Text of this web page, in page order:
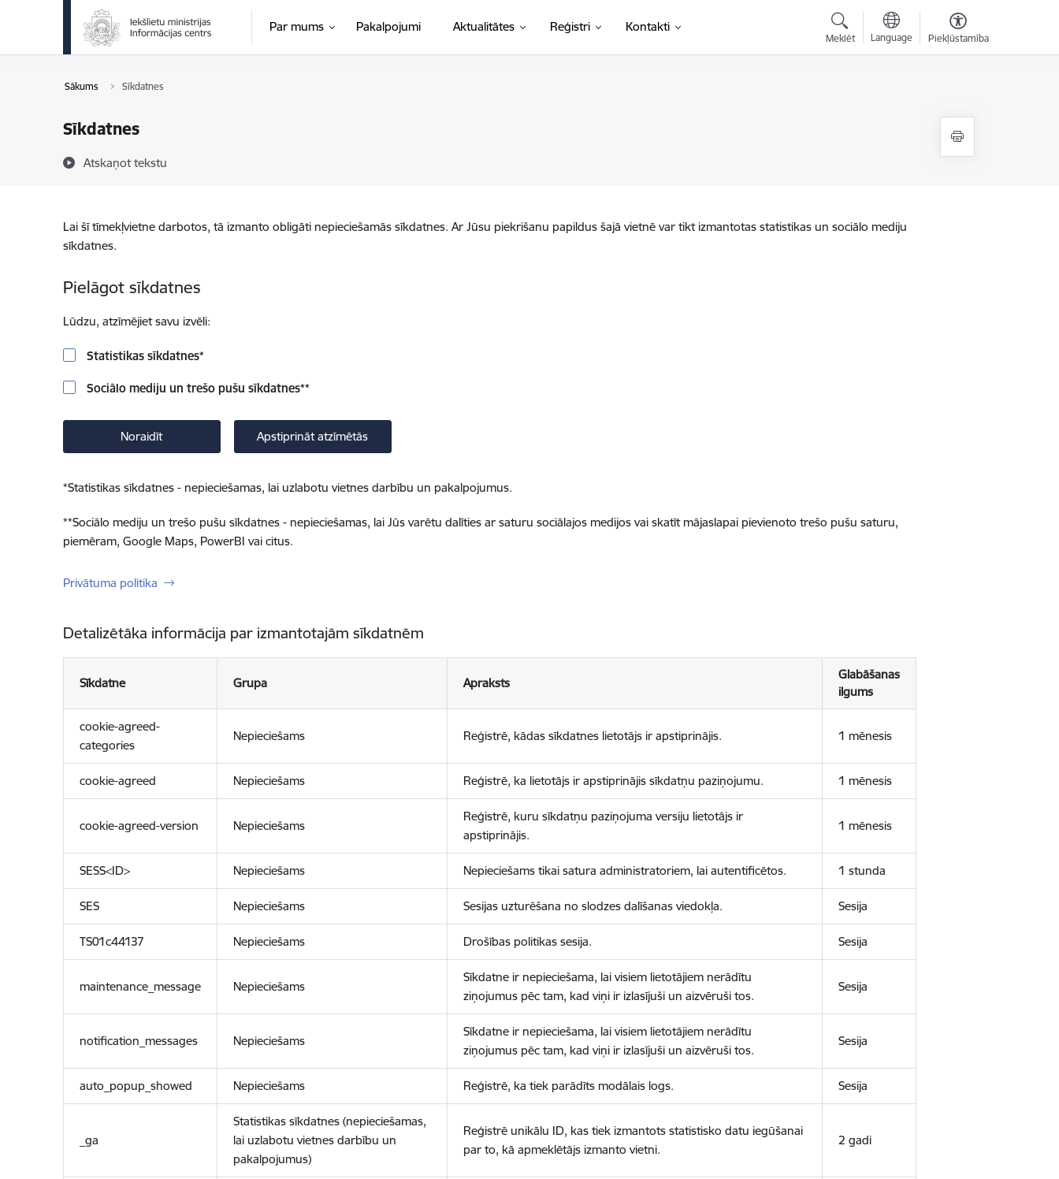
Pāriet uz lapas saturu
Par mums Pakalpojumi Aktualitātes Reģistri Kontakti
Meklēt Language Piekļūstamība
Sākums Sīkdatnes
Sīkdatnes
Atskaņot tekstu
Lai šī tīmekļvietne darbotos, tā izmanto obligāti nepieciešamās sīkdatnes. Ar Jūsu piekrišanu papildus šajā vietnē var tikt izmantotas statistikas un sociālo mediju
sīkdatnes.
Pielāgot sīkdatnes
Lūdzu, atzīmējiet savu izvēli:
Statistikas sīkdatnes*
Sociālo mediju un trešo pušu sīkdatnes**
Noraidīt Apstiprināt atzīmētās
*Statistikas sīkdatnes - nepieciešamas, lai uzlabotu vietnes darbību un pakalpojumus.
**Sociālo mediju un trešo pušu sīkdatnes - nepieciešamas, lai Jūs varētu dalīties ar saturu sociālajos medijos vai skatīt mājaslapai pievienoto trešo pušu saturu,
piemēram, Google Maps, PowerBI vai citus.
Privātuma politika
Detalizētāka informācija par izmantotajām sīkdatnēm
Sīkdatne Grupa Apraksts
Glabāšanas
ilgums
cookie-agreed-
categories
Nepieciešams Reģistrē, kādas sīkdatnes lietotājs ir apstiprinājis. 1 mēnesis
cookie-agreed Nepieciešams Reģistrē, ka lietotājs ir apstiprinājis sīkdatņu paziņojumu. 1 mēnesis
cookie-agreed-version Nepieciešams
Reģistrē, kuru sīkdatņu paziņojuma versiju lietotājs ir
apstiprinājis.
1 mēnesis
SESS<ID> Nepieciešams Nepieciešams tikai satura administratoriem, lai autentificētos. 1 stunda
SES Nepieciešams Sesijas uzturēšana no slodzes dalīšanas viedokļa. Sesija
TS01c44137 Nepieciešams Drošības politikas sesija. Sesija
maintenance_message Nepieciešams
Sīkdatne ir nepieciešama, lai visiem lietotājiem nerādītu
ziņojumus pēc tam, kad viņi ir izlasījuši un aizvēruši tos.
Sesija
notification_messages Nepieciešams
Sīkdatne ir nepieciešama, lai visiem lietotājiem nerādītu
ziņojumus pēc tam, kad viņi ir izlasījuši un aizvēruši tos.
Sesija
auto_popup_showed Nepieciešams Reģistrē, ka tiek parādīts modālais logs. Sesija
_ga
Statistikas sīkdatnes (nepieciešamas,
lai uzlabotu vietnes darbību un
pakalpojumus)
Reģistrē unikālu ID, kas tiek izmantots statistisko datu iegūšanai
par to, kā apmeklētājs izmanto vietni.
2 gadi